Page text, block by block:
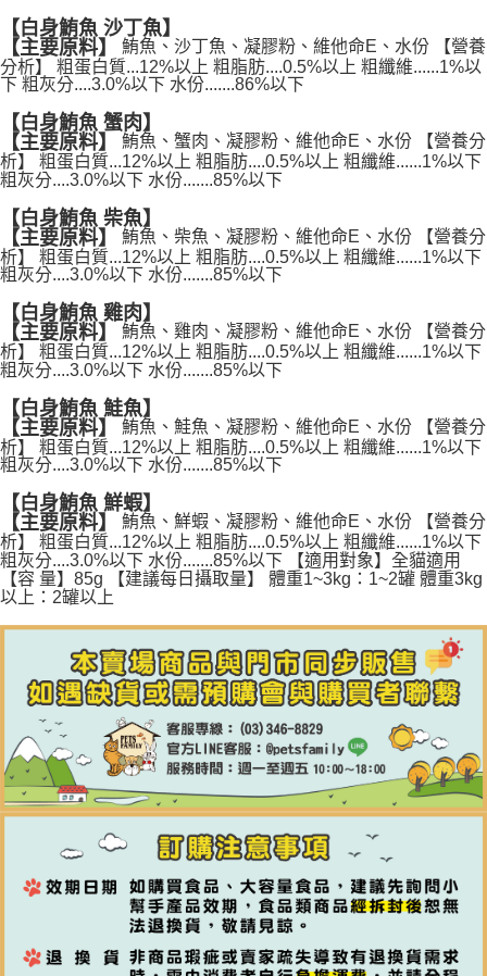
【白身鮪魚 沙丁魚】
【主要原料】
鮪魚、沙丁魚、凝膠粉、維他命E、水份 【營養
分析】 粗蛋白質...12%以上 粗脂肪....0.5%以上 粗纖維......1%以
下 粗灰分....3.0%以下 水份.......86%以下
【白身鮪魚 蟹肉】
【主要原料】
鮪魚、蟹肉、凝膠粉、維他命E、水份 【營養分
析】 粗蛋白質...12%以上 粗脂肪....0.5%以上 粗纖維......1%以下
粗灰分....3.0%以下 水份.......85%以下
【白身鮪魚 柴魚】
【主要原料】
鮪魚、柴魚、凝膠粉、維他命E、水份 【營養分
析】 粗蛋白質...12%以上 粗脂肪....0.5%以上 粗纖維......1%以下
粗灰分....3.0%以下 水份.......85%以下
【白身鮪魚 雞肉】
【主要原料】
鮪魚、雞肉、凝膠粉、維他命E、水份 【營養分
析】 粗蛋白質...12%以上 粗脂肪....0.5%以上 粗纖維......1%以下
粗灰分....3.0%以下 水份.......85%以下
【白身鮪魚 鮭魚】
【主要原料】
鮪魚、鮭魚、凝膠粉、維他命E、水份 【營養分
析】 粗蛋白質...12%以上 粗脂肪....0.5%以上 粗纖維......1%以下
粗灰分....3.0%以下 水份.......85%以下
【白身鮪魚 鮮蝦】
【主要原料】
鮪魚、鮮蝦、凝膠粉、維他命E、水份 【營養分
析】 粗蛋白質...12%以上 粗脂肪....0.5%以上 粗纖維......1%以下
粗灰分....3.0%以下 水份.......85%以下 【適用對象】全貓適用
【容 量】85g 【建議每日攝取量】 體重1~3kg：1~2罐 體重3kg
以上：2罐以上